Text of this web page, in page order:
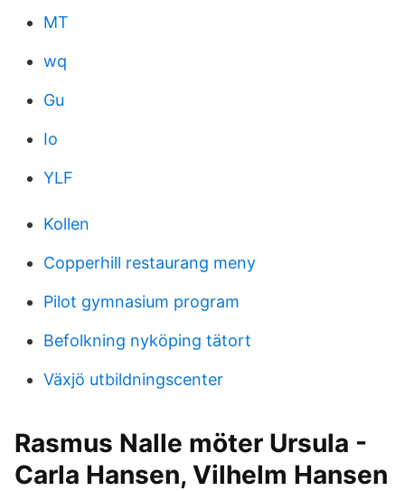
MT
wq
Gu
Io
YLF
Kollen
Copperhill restaurang meny
Pilot gymnasium program
Befolkning nyköping tätort
Växjö utbildningscenter
Rasmus Nalle möter Ursula -
Carla Hansen, Vilhelm Hansen